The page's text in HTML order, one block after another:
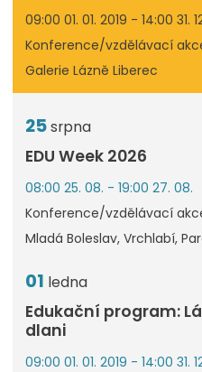
09:00 01. 01. 2019 - 14:00 31.
Konference/vzdělávací
Galerie Lázně Liberec
25srpna
EDU Week 2026
08:00 25. 08. - 19:00 27. 08.
Konference/vzdělávací
Mladá Boleslav, Vrchlabí,
01 ledna
Edukační program:
dlani
09:00 01. 01. 2019 - 14:00 31.